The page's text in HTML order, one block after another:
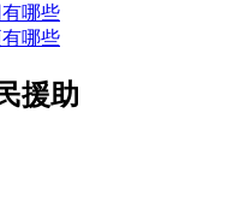
哪些
哪些
援助